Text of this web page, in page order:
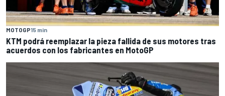
MOTOGP15 min
KTM podrá reemplazar la pieza fallida de sus motores tras
acuerdos con los fabricantes en MotoGP